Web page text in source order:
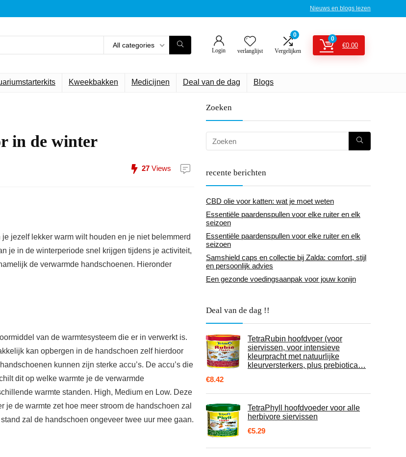
Nieuws en blogs lezen
All categories
Login verlanglijst
0
Vergelijken
0
€0.00
Kweekbakken Medicijnen Deal van de dag Blogs
in de winter
27 Views
jezelf lekker warm wilt houden en je niet belemmerd
je in de winterperiode snel krijgen tijdens je activiteit,
de verwarmde handschoenen. Hieronder
van de warmtesysteem die er in verwerkt is.
kan opbergen in de handschoen zelf hierdoor
kunnen zijn sterke accu’s. De accu’s die
dit op welke warmte je de verwarmde
warmte standen. High, Medium en Low. Deze
de warmte zet hoe meer stroom de handschoen zal
zal de handschoen ongeveer twee uur mee gaan.
Zoeken
recente berichten
CBD olie voor katten: wat je moet weten
Essentiële paardenspullen voor elke ruiter en elk
seizoen
Essentiële paardenspullen voor elke ruiter en elk
seizoen
Samshield caps en collectie bij Zalda: comfort, stijl
en persoonlijk advies
Een gezonde voedingsaanpak voor jouw konijn
Deal van de dag !!
TetraRubin hoofdvoer (voor
siervissen, voor intensieve
kleurpracht met natuurlijke
kleurversterkers, plus prebiotica…
€8.42
TetraPhyll hoofdvoeder voor alle
herbivore siervissen
€5.29